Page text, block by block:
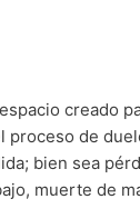
creado
proceso de
bien sea
muerte de